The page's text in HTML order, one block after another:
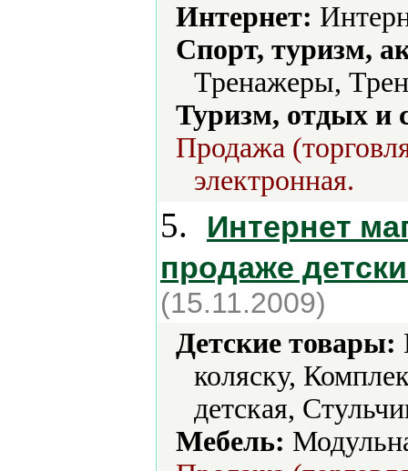
Интернет:
Спорт, туризм,
Тренажеры,
Туризм, отдых и
Продажа
электронная.
5.
Интернет
продаже
(15.11.2009)
Детские товары:
коляску,
детская,
Мебель: